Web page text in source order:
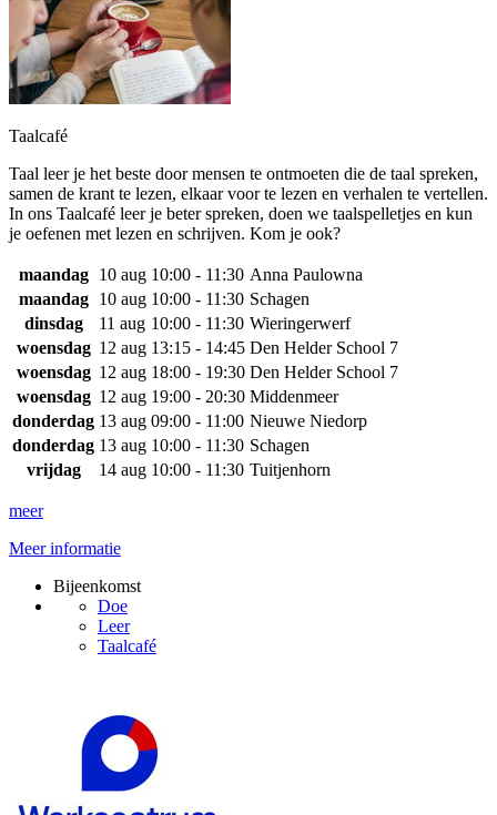
Taalcafé
Taal leer je het beste door mensen te ontmoeten die de taal spreken,
samen de krant te lezen, elkaar voor te lezen en verhalen te vertellen.
In ons Taalcafé leer je beter spreken, doen we taalspelletjes en kun
je oefenen met lezen en schrijven. Kom je ook?
maandag 10 aug 10:00 - 11:30 Anna Paulowna
maandag
10 aug 10:00 - 11:30 Schagen
dinsdag
11 aug 10:00 - 11:30 Wieringerwerf
woensdag 12 aug 13:15 - 14:45 Den Helder School 7
woensdag 12 aug 18:00 - 19:30 Den Helder School 7
woensdag 12 aug 19:00 - 20:30 Middenmeer
donderdag 13 aug 09:00 - 11:00 Nieuwe Niedorp
donderdag 13 aug 10:00 - 11:30 Schagen
vrijdag
14 aug 10:00 - 11:30 Tuitjenhorn
meer
Meer informatie
Bijeenkomst
Doe
Leer
Taalcafé